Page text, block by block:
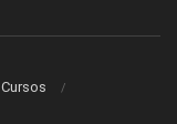
Cursos